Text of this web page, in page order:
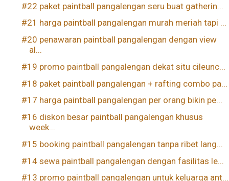
#22 paket paintball pangalengan seru buat gatherin...
#21 harga paintball pangalengan murah meriah tapi ...
#20 penawaran paintball pangalengan dengan view
al...
#19 promo paintball pangalengan dekat situ cileunc...
#18 paket paintball pangalengan + rafting combo pa...
#17 harga paintball pangalengan per orang bikin pe...
#16 diskon besar paintball pangalengan khusus
week...
#15 booking paintball pangalengan tanpa ribet lang...
#14 sewa paintball pangalengan dengan fasilitas le...
#13 promo paintball pangalengan untuk keluarga ant...